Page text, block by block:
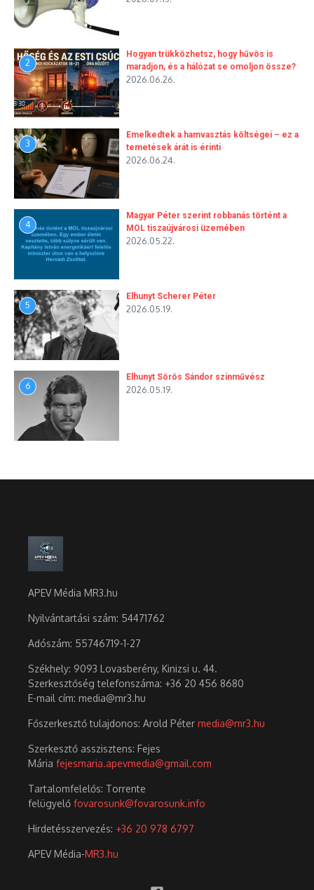
2
Hogyan trükközhetsz, hogy hűvös is
maradjon, és a hálózat se omoljon össze?
2026.06.26.
3
Emelkedtek a hamvasztás költségei – ez a
temetések árát is érinti
2026.06.24.
4
Magyar Péter szerint robbanás történt a
MOL tiszaújvárosi üzemében
2026.05.22.
5
Elhunyt Scherer Péter
2026.05.19.
6
Elhunyt Sörös Sándor színművész
2026.05.19.
APEV Média MR3.hu
Nyilvántartási szám: 54471762
Adószám: 55746719-1-27
Székhely: 9093 Lovasberény, Kinizsi u. 44.
Szerkesztőség telefonszáma: +36 20 456 8680
E-mail cím: media@mr3.hu
Főszerkesztő tulajdonos: Arold Péter media@mr3.hu
Szerkesztő asszisztens: Fejes
Mária fejesmaria.apevmedia@gmail.com
Tartalomfelelős: Torrente
felügyelő fovarosunk@fovarosunk.info
Hirdetésszervezés: +36 20 978 6797
APEV Média-MR3.hu